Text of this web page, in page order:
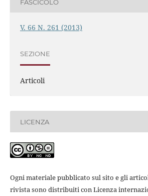
FASCICOLO
V. 66 N. 261 (2013)
SEZIONE
Articoli
LICENZA
Ogni materiale pubblicato sul sito e gli
rivista sono distribuiti con Licenza